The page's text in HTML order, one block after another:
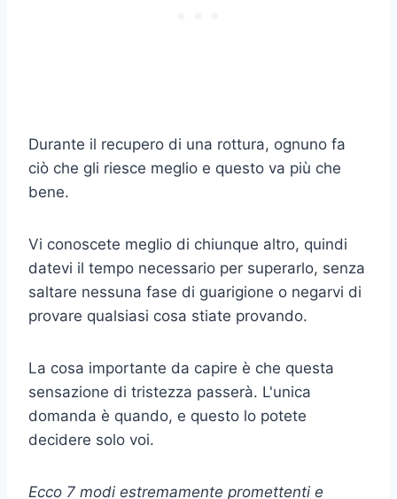
Durante il recupero di una rottura, ognuno fa
ciò che gli riesce meglio e questo va più che
bene.
Vi conoscete meglio di chiunque altro, quindi
datevi il tempo necessario per superarlo, senza
saltare nessuna fase di guarigione o negarvi di
provare qualsiasi cosa stiate provando.
La cosa importante da capire è che questa
sensazione di tristezza passerà. L'unica
domanda è quando, e questo lo potete
decidere solo voi.
Ecco 7 modi estremamente promettenti e